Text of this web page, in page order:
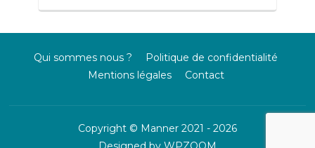
Qui sommes nous ?
Politique de confidentialité
Mentions légales
Contact
Copyright © Manner 2021 - 2026